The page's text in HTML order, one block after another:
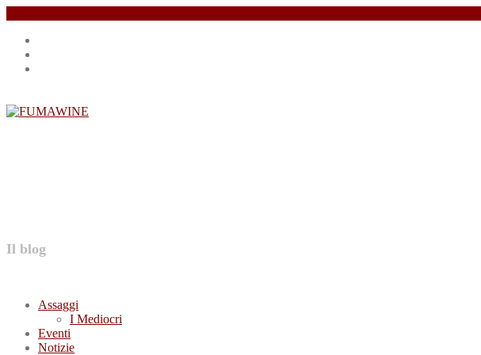
Salta
contenuto
Il blog
Assaggi
I Mediocri
Eventi
Notizie